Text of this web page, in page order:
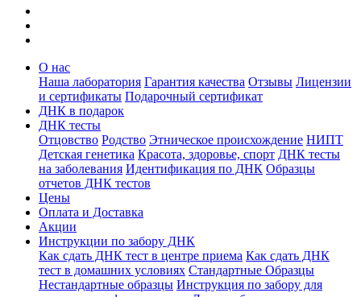
О нас
Наша лаборатория Гарантия качества Отзывы Лицензии
и сертификаты Подарочный сертификат
ДНК в подарок
ДНК тесты
Отцовство Родство Этническое происхождение НИПТ
Детская генетика Красота, здоровье, спорт ДНК тесты
на заболевания Идентификация по ДНК Образцы
отчетов ДНК тестов
Цены
Оплата и Доставка
Акции
Инструкции по забору ДНК
Как сдать ДНК тест в центре приема Как сдать ДНК
тест в домашних условиях Стандартные Образцы
Нестандартные образцы Инструкция по забору для